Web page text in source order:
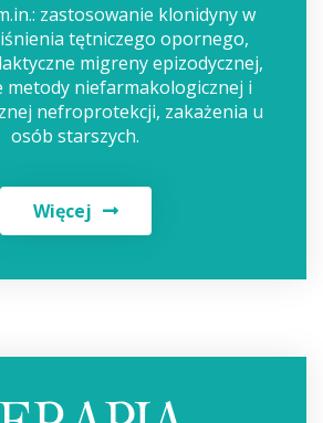
zastosowanie klonidyny w
tętniczego opornego,
migreny epizodycznej,
metody niefarmakologicznej i
nefroprotekcji, zakażenia u
osób starszych.
Więcej